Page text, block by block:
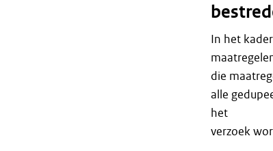
In het
die
alle
het
verzoek